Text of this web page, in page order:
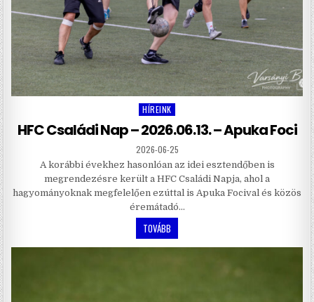
Posted
in
HÍREINK
HFC Családi Nap – 2026.06.13. – Apuka Foci
2026-06-25
A korábbi évekhez hasonlóan az idei esztendőben is
megrendezésre került a HFC Családi Napja, ahol a
hagyományoknak megfelelően ezúttal is Apuka Focival és közös
éremátadó…
TOVÁBB